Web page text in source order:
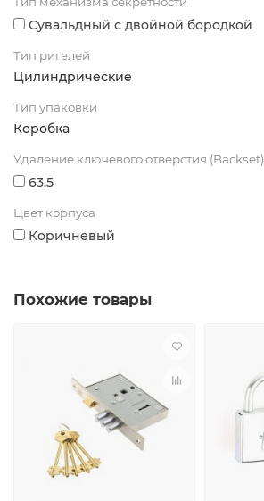
Сувальдный с двойной бородкой
Тип ригелей
Цилиндрические
Тип упаковки
Коробка
Удаление ключевого отверстия (Backset)
63.5
Цвет корпуса
Коричневый
Похожие товары